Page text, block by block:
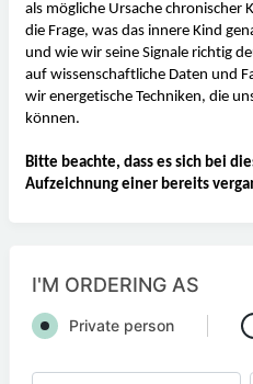
als mögliche Ursache
die Frage, was das innere Kind
und wie wir seine Signale richtig
auf wissenschaftliche Daten und
wir energetische Techniken, die
können.
Bitte beachte, dass es sich bei
Aufzeichnung einer bereits
I'M ORDERING AS
Private person